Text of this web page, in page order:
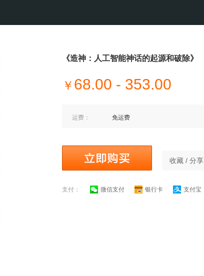
《造神：人工智能神话的起源和破除》
￥ 68.00 - 353.00
运费： 免运费
收藏 / 分享
支付： 微信支付 银行卡 支付宝